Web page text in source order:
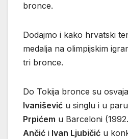
bronce.
Dodajmo i kako hrvatski
medalja na olimpijskim
tri bronce.
Do Tokija bronce su
Ivanišević u singlu i u
Prpićem u Barceloni
Ančić i Ivan Ljubičić u